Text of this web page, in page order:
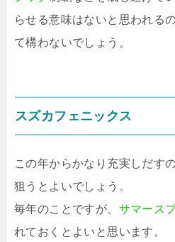
らせる意味はないと思われる
て構わないでしょう。
スズカフェニックス
この年からかなり充実しだす
狙うとよいでしょう。
毎年のことですが、 サマース
れておくとよいと思います。